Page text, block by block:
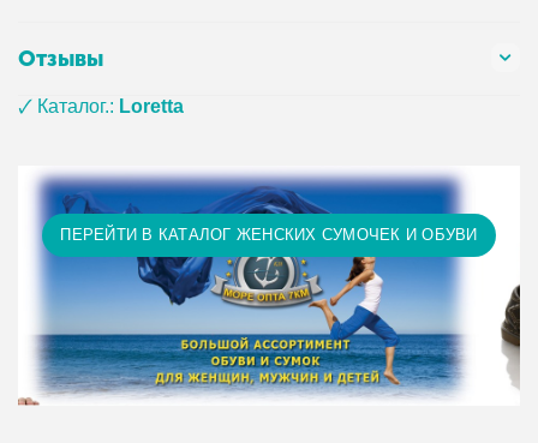
Отзывы
🗸 Каталог.: Loretta
ПЕРЕЙТИ В КАТАЛОГ ЖЕНСКИХ СУМОЧЕК И ОБУВИ